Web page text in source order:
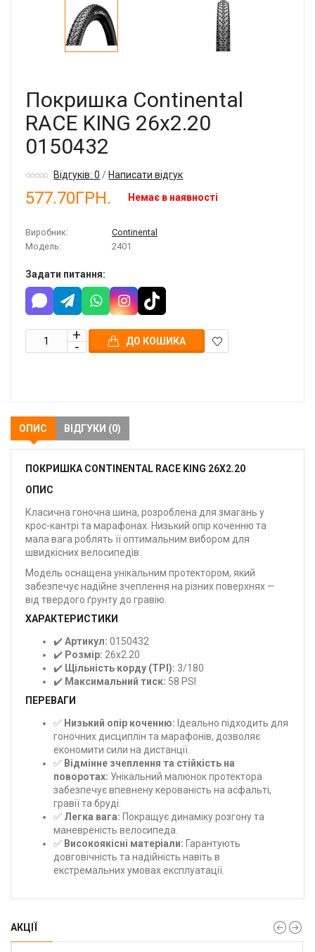
Покришка Continental
RACE KING 26x2.20
0150432
Відгуків: 0 /Написати відгук
577.70ГРН. Немає в наявності
Виробник:
Continental
Модель:
2401
Задати питання:
ДО КОШИКА
ОПИС ВІДГУКИ (0)
ПОКРИШКА CONTINENTAL RACE KING 26X2.20
ОПИС
Класична гоночна шина, розроблена для змагань у
крос-кантрі та марафонах. Низький опір коченню та
мала вага роблять її оптимальним вибором для
швидкісних велосипедів.
Модель оснащена унікальним протектором, який
забезпечує надійне зчеплення на різних поверхнях —
від твердого ґрунту до гравію.
ХАРАКТЕРИСТИКИ
✔️Артикул: 0150432
✔️ Розмір: 26x2.20
✔️ Щільність корду (TPI): 3/180
✔️ Максимальний тиск: 58 PSI
ПЕРЕВАГИ
✅ Низький опір коченню: Ідеально підходить для
гоночних дисциплін та марафонів, дозволяє
економити сили на дистанції.
✅ Відмінне зчеплення та стійкість на
поворотах: Унікальний малюнок протектора
забезпечує впевнену керованість на асфальті,
гравії та бруді.
✅ Легка вага: Покращує динаміку розгону та
маневреність велосипеда.
✅ Високоякісні матеріали: Гарантують
довговічність та надійність навіть в
екстремальних умовах експлуатації.
АКЦІЇ